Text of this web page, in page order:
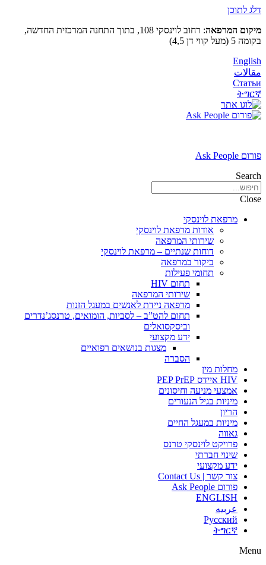
דלג לתוכן
מיקום המרפאה
: רחוב לוינסקי 108, בתוך התחנה המרכזית החדשה,
בקומה 5 (מעל קווי דן 4,5)
English
مقالات
Статьи
ትግርኛ
פורום Ask People
Search
Close
מרפאת לוינסקי
אודות מרפאת לוינסקי
שירותי המרפאה
דוחות שנתיים – מרפאת לוינסקי
ביקור במרפאה
תחומי פעילות
תחום HIV
שירותי המרפאה
מרפאה ניידת לאנשים במעגל הזנות
תחום להט”ב – לסביות, הומואים, טרנסג’נדרים
וביסקסואלים
ידע מקצועי
מצגות בנושאים רפואיים
הסברה
מחלות מין
HIV איידס PEP PrEP
אמצעי מניעה וחיסונים
מיניות בגיל הנעורים
הריון
מיניות במעגל החיים
גאווה
פרויקט לוינסקי טרנס
שינוי חברתי
ידע מקצועי
צור קשר | Contact Us
פורום Ask People
ENGLISH
عربيه
Русский
ትግርኛ
Menu